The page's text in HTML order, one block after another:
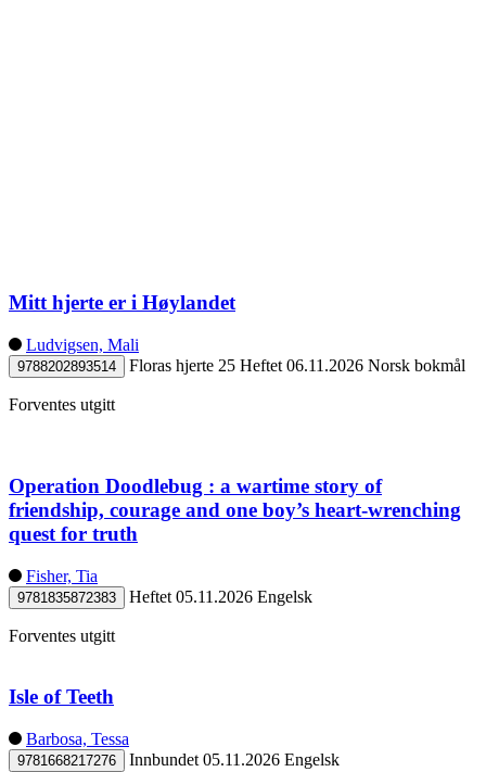
Mitt hjerte er i Høylandet
Ludvigsen, Mali
9788202893514 Floras hjerte 25 Heftet 06.11.2026 Norsk bokmål
Forventes utgitt
Operation Doodlebug : a wartime story of
friendship, courage and one boy’s heart-wrenching
quest for truth
Fisher, Tia
9781835872383 Heftet 05.11.2026 Engelsk
Forventes utgitt
Isle of Teeth
Barbosa, Tessa
9781668217276 Innbundet 05.11.2026 Engelsk